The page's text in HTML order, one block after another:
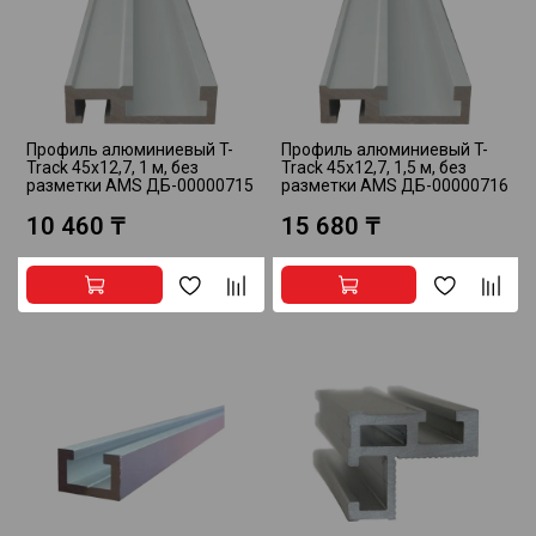
Профиль алюминиевый T-
Track 45x12,7, 1 м, без
разметки AMS ДБ-00000715
10 460 ₸
Профиль алюминиевый T-
Track 45x12,7, 1,5 м, без
разметки AMS ДБ-00000716
15 680 ₸